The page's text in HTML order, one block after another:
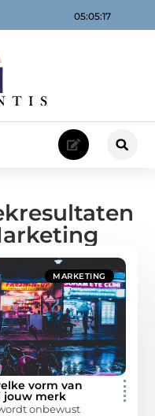
05:05:18
MARKETING
vorm van
jouw merk
onbewust